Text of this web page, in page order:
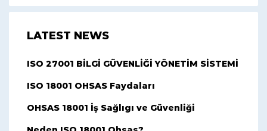
LATEST NEWS
ISO 27001 BİLGİ GÜVENLİĞİ YÖNETİM SİSTEMİ
ISO 18001 OHSAS Faydaları
OHSAS 18001 İş Sağlıgı ve Güvenliği